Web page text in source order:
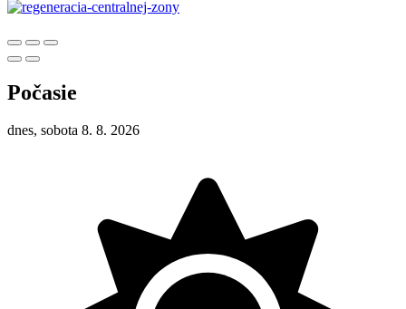
Počasie
dnes, sobota 8. 8. 2026